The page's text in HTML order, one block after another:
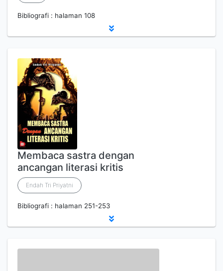
Bibliografi : halaman 108
Membaca sastra dengan
ancangan literasi kritis
Endah Tri Priyatni
Bibliografi : halaman 251-253